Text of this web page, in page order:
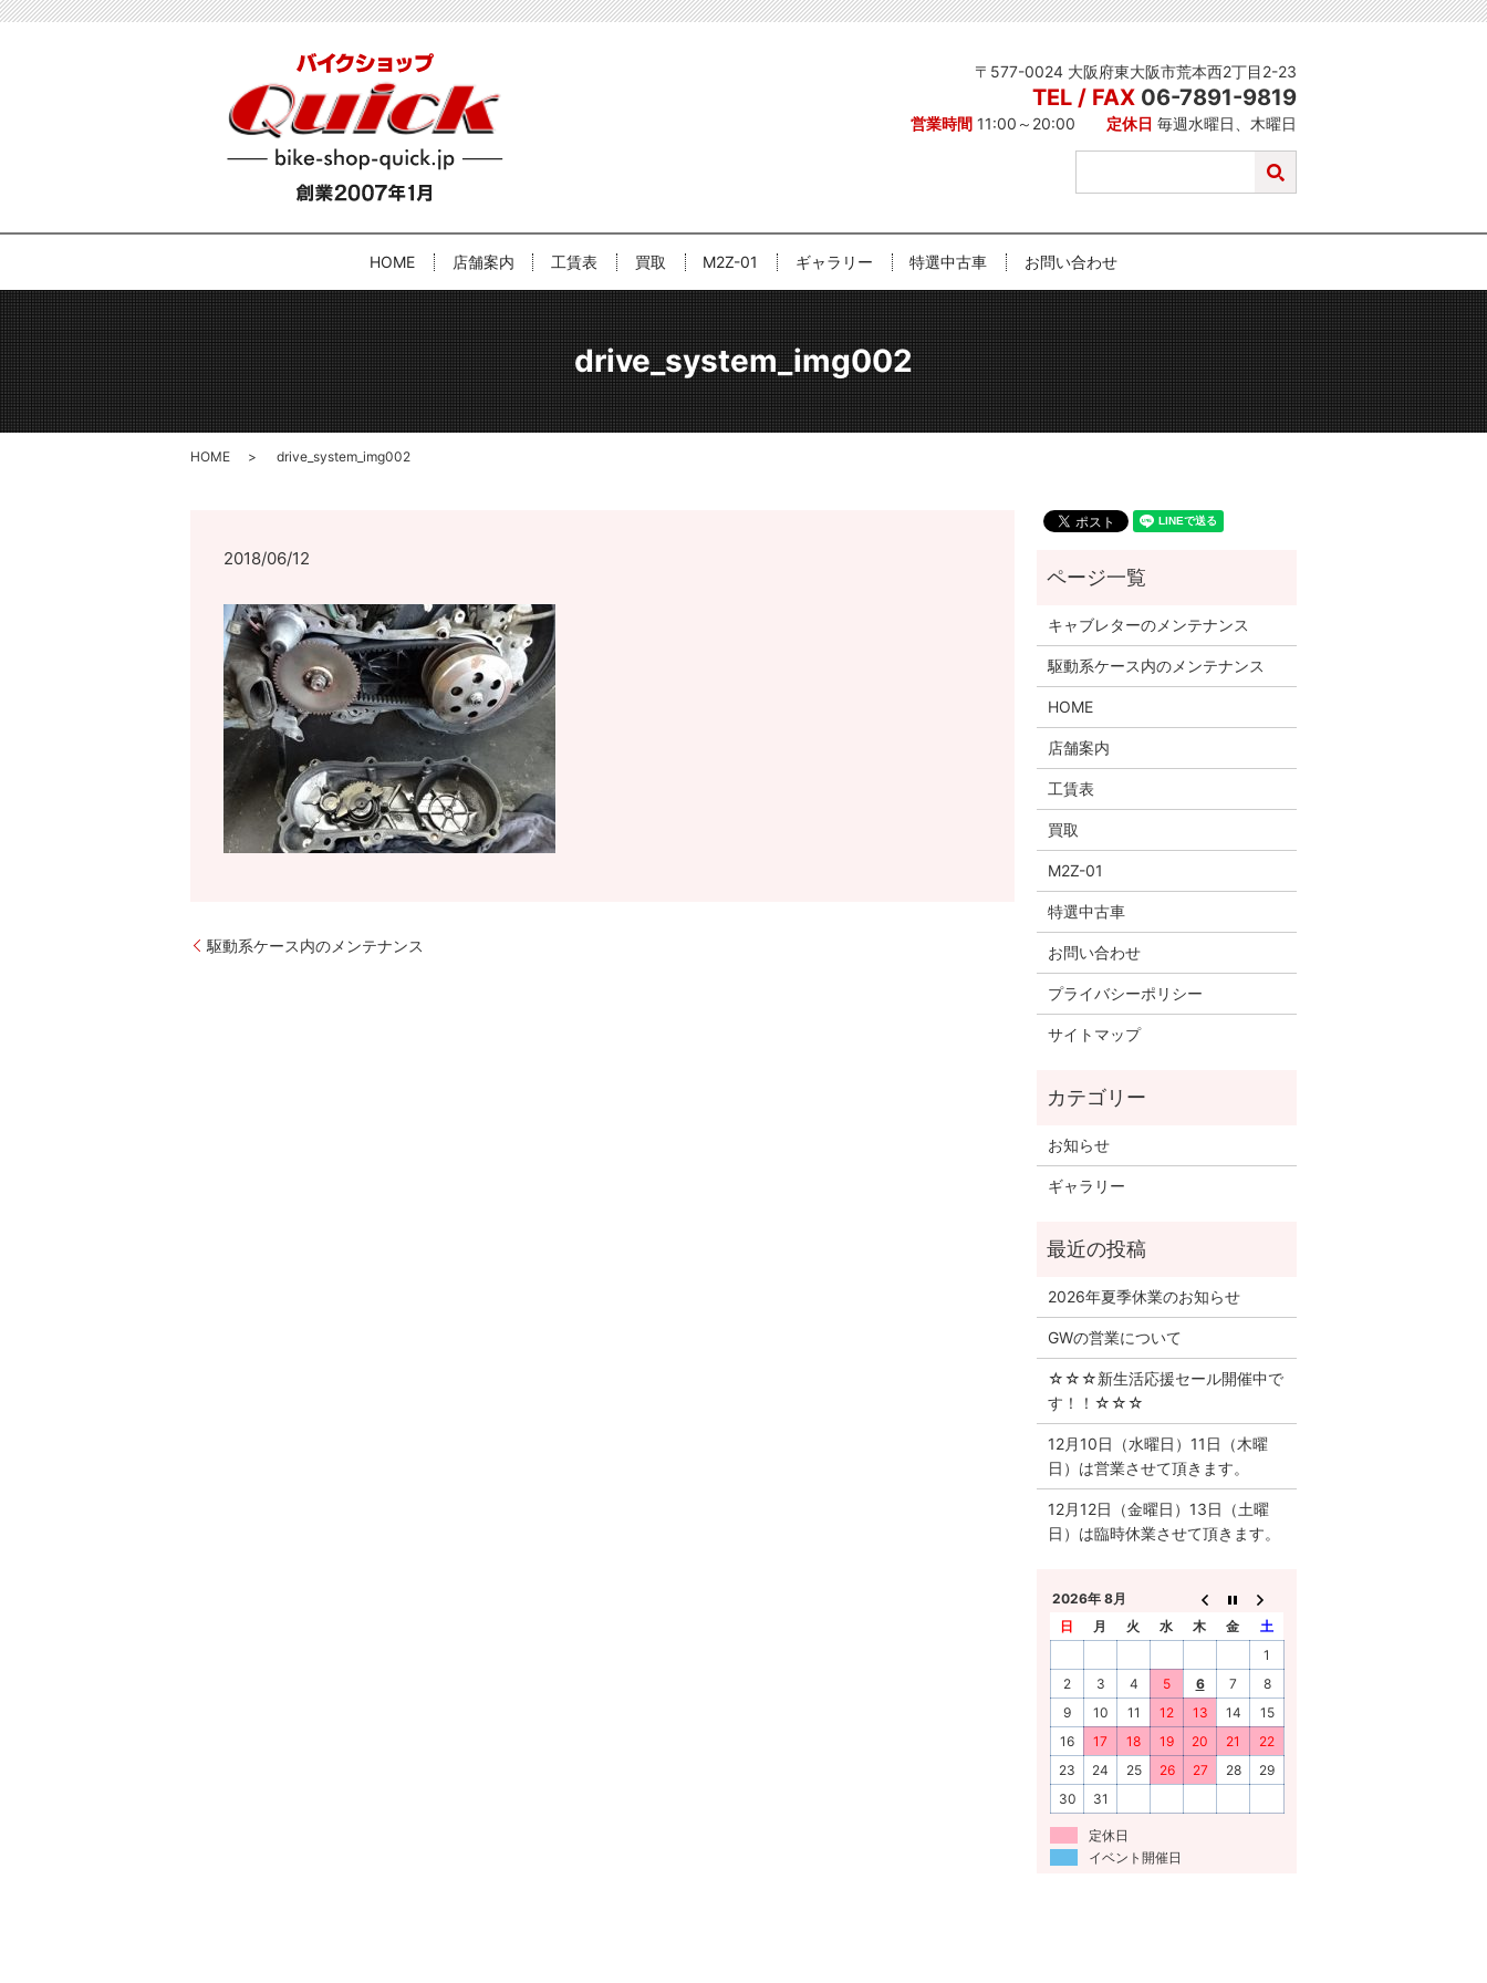
〒577-0024 大阪府東大阪市荒本西2丁目2-23
TEL / FAX 06-7891-9819
営業時間 11:00～20:00 定休日 毎週水曜日、木曜日
HOME 店舗案内 工賃表 買取 M2Z-01 ギャラリー 特選中古車 お問い合わせ
drive_system_img002
HOME drive_system_img002
2018/06/12
駆動系ケース内のメンテナンス
キャブレターのメンテナンス
駆動系ケース内のメンテナンス
HOME
店舗案内
工賃表
買取
M2Z-01
特選中古車
お問い合わせ
プライバシーポリシー
サイトマップ
お知らせ
ギャラリー
2026年夏季休業のお知らせ
GWの営業について
☆☆☆新生活応援セール開催中で
す！！☆☆☆
12月10日（水曜日）11日（木曜
日）は営業させて頂きます。
12月12日（金曜日）13日（土曜
日）は臨時休業させて頂きます。
2026年 8月
日
月 火 水 木 金
土
1
2
3 4 5 6 7
8
9
10 11 12 13 14
15
16
17 18 19 20 21
22
23
24 25 26 27 28
29
30
31
定休日
イベント開催日